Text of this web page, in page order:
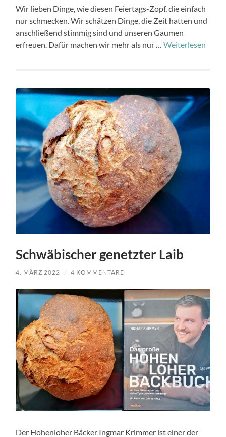
Wir lieben Dinge, wie diesen Feiertags-Zopf, die einfach
nur schmecken. Wir schätzen Dinge, die Zeit hatten und
anschließend stimmig sind und unseren Gaumen
erfreuen. Dafür machen wir mehr als nur …Weiterlesen
Schwäbischer genetzter Laib
4. MÄRZ 2022 / 4 KOMMENTARE
Der Hohenloher Bäcker Ingmar Krimmer ist einer der